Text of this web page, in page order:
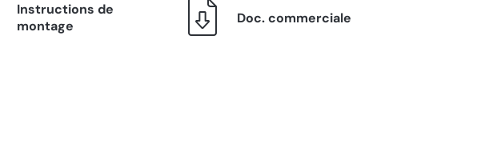
Instructions de
montage
Doc. commerciale